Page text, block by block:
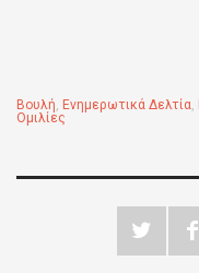
Βουλή, Ενημερωτικά Δελτία,
Ομιλίες